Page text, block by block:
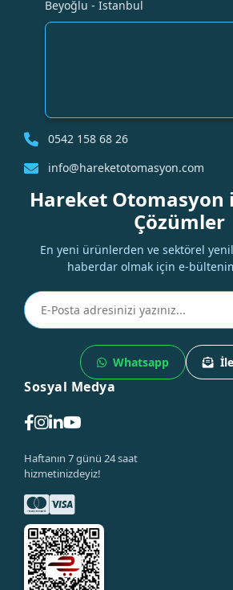
Beyoğlu - İstanbul
0542 158 68 26
info@hareketotomasyon.com
Hareket Otomasyon
Çözümler
En yeni ürünlerden ve sektörel
haberdar olmak için e-
Whatsapp
Sosyal Medya
Haftanın 7 günü 24 saat
hizmetinizdeyiz!